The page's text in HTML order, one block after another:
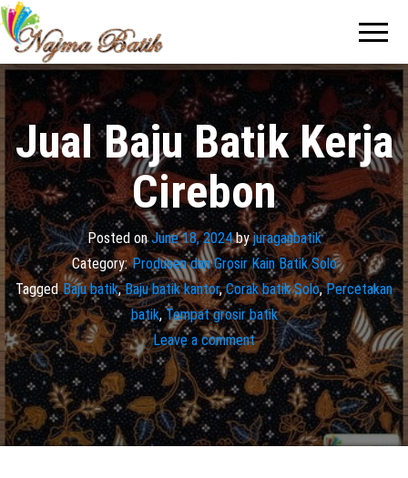
Jasa
Pembuatan
Seragam
Batik
Jual Baju Batik Kerja
Cirebon
Posted onJune 18, 2024byjuraganbatik
Category: Produsen dan Grosir Kain Batik Solo
Tagged Baju batik,Baju batik kantor,Corak batik Solo,Percetakan
batik,Tempat grosir batik
Leave a comment